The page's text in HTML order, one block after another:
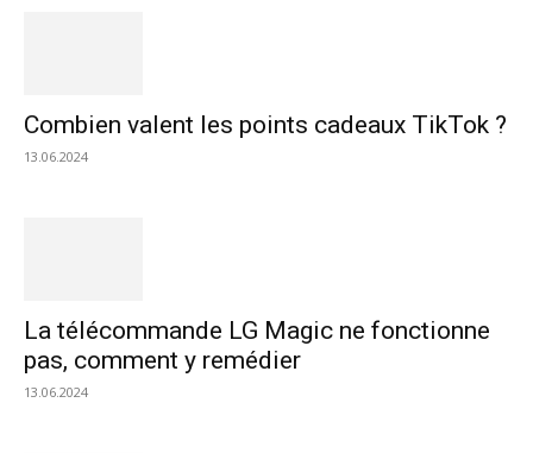
Combien valent les points cadeaux TikTok ?
13.06.2024
La télécommande LG Magic ne fonctionne
pas, comment y remédier
13.06.2024